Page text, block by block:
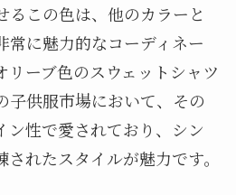
るこの色は、他のカラーと
常に魅力的なコーディネー
リーブ色のスウェットシャツ
子供服市場において、その
ン性で愛されており、シン
れたスタイルが魅力です。